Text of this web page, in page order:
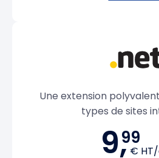
Une extension
types de sites
9,99
€